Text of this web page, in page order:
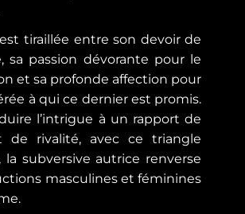
tiraillée entre son devoir de
sa passion dévorante pour le
et sa profonde affection pour
à qui ce dernier est promis.
l’intrigue à un rapport de
de rivalité, avec ce triangle
la subversive autrice renverse
masculines et féminines